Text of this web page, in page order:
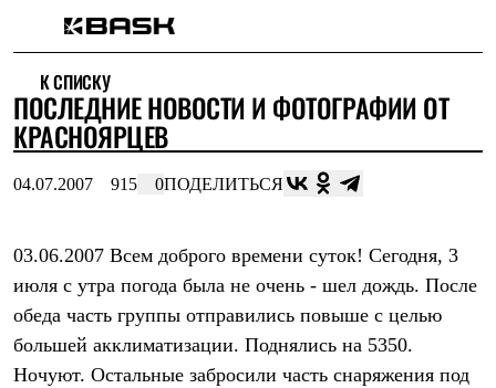
Интернет-магазин
Мужская одежда
Утепленная пухом
Куртки
Жилеты
Куртки
Штормовая одежда
Куртки
Брюки
Софтшелл одежда
Куртки
К СПИСКУ
ПОСЛЕДНИЕ НОВОСТИ И ФОТОГРАФИИ ОТ
КРАСНОЯРЦЕВ
04.07.2007 915 0ПОДЕЛИТЬСЯ
03.06.2007 Всем доброго времени суток! Сегодня, 3
июля с утра погода была не очень - шел дождь. После
обеда часть группы отправились повыше с целью
большей акклиматизации. Поднялись на 5350.
Ночуют. Остальные забросили часть снаряжения под